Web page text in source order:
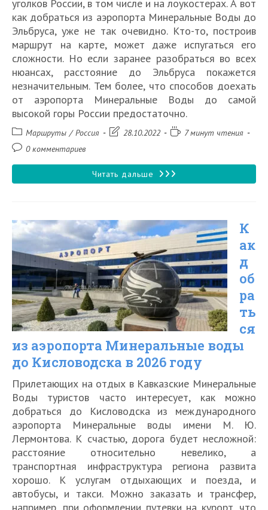
уголков России, в том числе и на лоукостерах. А вот
как добраться из аэропорта Минеральные Воды до
Эльбруса, уже не так очевидно. Кто-то, построив
маршрут на карте, может даже испугаться его
сложности. Но если заранее разобраться во всех
нюансах, расстояние до Эльбруса покажется
незначительным. Тем более, что способов доехать
от аэропорта Минеральные Воды до самой
высокой горы России предостаточно.
Рубрика
записи:
Маршруты / Россия
Запись28.10.2022
Время7 минут чтения
Комментарии
0 комментариев
Читать дальше Как
аэропорта
Минеральные
Воды
до
Эльбруса
в
2026
году
К
ак
д
об
ра
ть
ся
из аэропорта Минеральные воды
до Кисловодска в 2026 году
Прилетающих на отдых в Кавказские Минеральные
Воды туристов часто интересует, как можно
добраться до Кисловодска из международного
аэропорта Минеральные воды имени М. Ю.
Лермонтова. К счастью, дорога будет несложной:
расстояние относительно невелико, а
транспортная инфраструктура региона развита
хорошо. К услугам отдыхающих и поезда, и
автобусы, и такси. Можно заказать и трансфер,